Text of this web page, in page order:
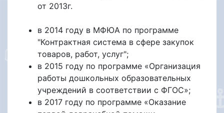
от 2013г.
в 2014 году в МФЮА по программе
"Контрактная система в сфере закупок
товаров, работ, услуг";
в 2015 году по программе «Организация
работы дошкольных образовательных
учреждений в соответствии с ФГОС»;
в 2017 году по программе «Оказание